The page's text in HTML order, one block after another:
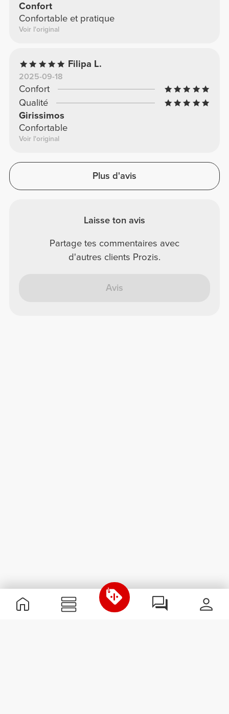
Confort
Confortable et pratique
Voir l'original
Filipa L.
2025-09-18
Confort
Qualité
Girissimos
Confortable
Voir l'original
Plus d'avis
Laisse ton avis
Partage tes commentaires avec
d'autres clients Prozis.
Avis